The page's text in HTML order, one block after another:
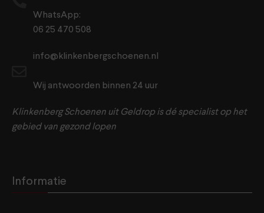
WhatsApp:
06 25 470 508
info@klinkenbergschoenen.nl
Wij antwoorden binnen 24 uur
Klinkenberg Schoenen uit Geldrop is dé specialist op het
gebied van gezond lopen
Informatie